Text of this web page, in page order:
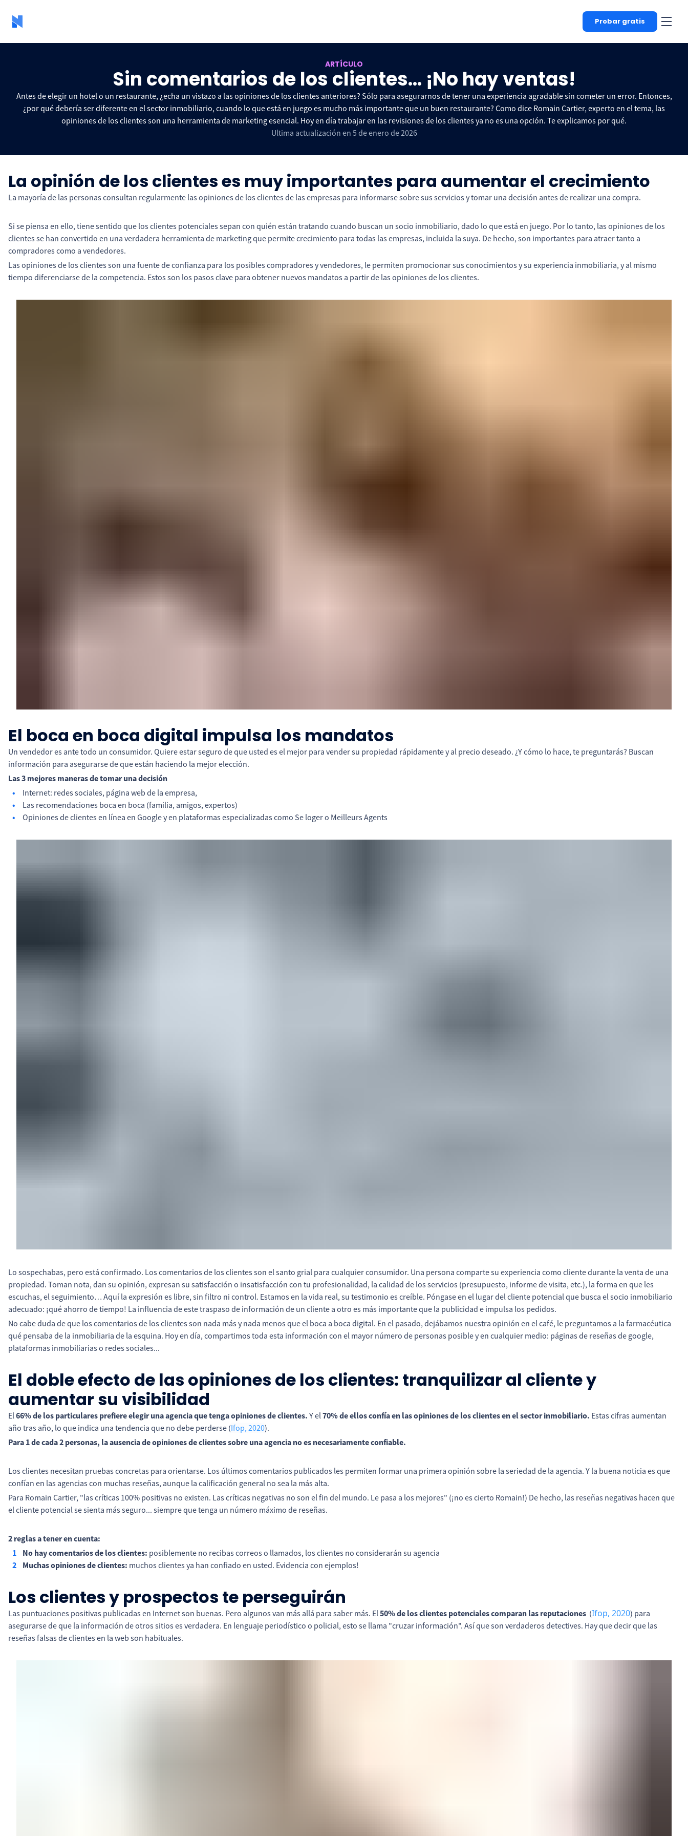
Probar gratis
ARTÍCULO
Sin comentarios de los clientes... ¡No hay ventas!
Antes de elegir un hotel o un restaurante, ¿echa un vistazo a las opiniones de los clientes anteriores? Sólo para asegurarnos de tener una experiencia agradable sin cometer un error. Entonces,
¿por qué debería ser diferente en el sector inmobiliario, cuando lo que está en juego es mucho más importante que un buen restaurante? Como dice Romain Cartier, experto en el tema, las
opiniones de los clientes son una herramienta de marketing esencial. Hoy en día trabajar en las revisiones de los clientes ya no es una opción. Te explicamos por qué.
Ultima actualización en 5 de enero de 2026
La opinión de los clientes es muy importantes para aumentar el crecimiento
La mayoría de las personas consultan regularmente las opiniones de los clientes de las empresas para informarse sobre sus servicios y tomar una decisión antes de realizar una compra.
Si se piensa en ello, tiene sentido que los clientes potenciales sepan con quién están tratando cuando buscan un socio inmobiliario, dado lo que está en juego. Por lo tanto, las opiniones de los
clientes se han convertido en una verdadera herramienta de marketing que permite crecimiento para todas las empresas, incluida la suya. De hecho, son importantes para atraer tanto a
compradores como a vendedores.
Las opiniones de los clientes son una fuente de confianza para los posibles compradores y vendedores, le permiten promocionar sus conocimientos y su experiencia inmobiliaria, y al mismo
tiempo diferenciarse de la competencia. Estos son los pasos clave para obtener nuevos mandatos a partir de las opiniones de los clientes.
El boca en boca digital impulsa los mandatos
Un vendedor es ante todo un consumidor. Quiere estar seguro de que usted es el mejor para vender su propiedad rápidamente y al precio deseado. ¿Y cómo lo hace, te preguntarás? Buscan
información para asegurarse de que están haciendo la mejor elección.
Las 3 mejores maneras de tomar una decisión
Internet: redes sociales, página web de la empresa,
Las recomendaciones boca en boca (familia, amigos, expertos)
Opiniones de clientes en línea en Google y en plataformas especializadas como Se loger o Meilleurs Agents
Lo sospechabas, pero está confirmado. Los comentarios de los clientes son el santo grial para cualquier consumidor. Una persona comparte su experiencia como cliente durante la venta de una
propiedad. Toman nota, dan su opinión, expresan su satisfacción o insatisfacción con tu profesionalidad, la calidad de los servicios (presupuesto, informe de visita, etc.), la forma en que les
escuchas, el seguimiento… Aquí la expresión es libre, sin filtro ni control. Estamos en la vida real, su testimonio es creíble. Póngase en el lugar del cliente potencial que busca el socio inmobiliario
adecuado: ¡qué ahorro de tiempo! La influencia de este traspaso de información de un cliente a otro es más importante que la publicidad e impulsa los pedidos.
No cabe duda de que los comentarios de los clientes son nada más y nada menos que el boca a boca digital. En el pasado, dejábamos nuestra opinión en el café, le preguntamos a la farmacéutica
qué pensaba de la inmobiliaria de la esquina. Hoy en día, compartimos toda esta información con el mayor número de personas posible y en cualquier medio: páginas de reseñas de google,
plataformas inmobiliarias o redes sociales...
El doble efecto de las opiniones de los clientes: tranquilizar al cliente y
aumentar su visibilidad
El66% de los particulares prefiere elegir una agencia que tenga opiniones de clientes. Y el70% de ellos confía en las opiniones de los clientes en el sector inmobiliario. Estas cifras aumentan
año tras año, lo que indica una tendencia que no debe perderse (Ifop, 2020).
Para 1 de cada 2 personas, la ausencia de opiniones de clientes sobre una agencia no es necesariamente confiable.
Los clientes necesitan pruebas concretas para orientarse. Los últimos comentarios publicados les permiten formar una primera opinión sobre la seriedad de la agencia. Y la buena noticia es que
confían en las agencias con muchas reseñas, aunque la calificación general no sea la más alta.
Para Romain Cartier, "las críticas 100% positivas no existen. Las críticas negativas no son el fin del mundo. Le pasa a los mejores" (¡no es cierto Romain!) De hecho, las reseñas negativas hacen que
el cliente potencial se sienta más seguro... siempre que tenga un número máximo de reseñas.
2 reglas a tener en cuenta:
No hay comentarios de los clientes: posiblemente no recibas correos o llamados, los clientes no considerarán su agencia
Muchas opiniones de clientes: muchos clientes ya han confiado en usted. Evidencia con ejemplos!
Los clientes y prospectos te perseguirán
Las puntuaciones positivas publicadas en Internet son buenas. Pero algunos van más allá para saber más. El50% de los clientes potenciales comparan las reputaciones (Ifop, 2020) para
asegurarse de que la información de otros sitios es verdadera. En lenguaje periodístico o policial, esto se llama "cruzar información". Así que son verdaderos detectives. Hay que decir que las
reseñas falsas de clientes en la web son habituales.